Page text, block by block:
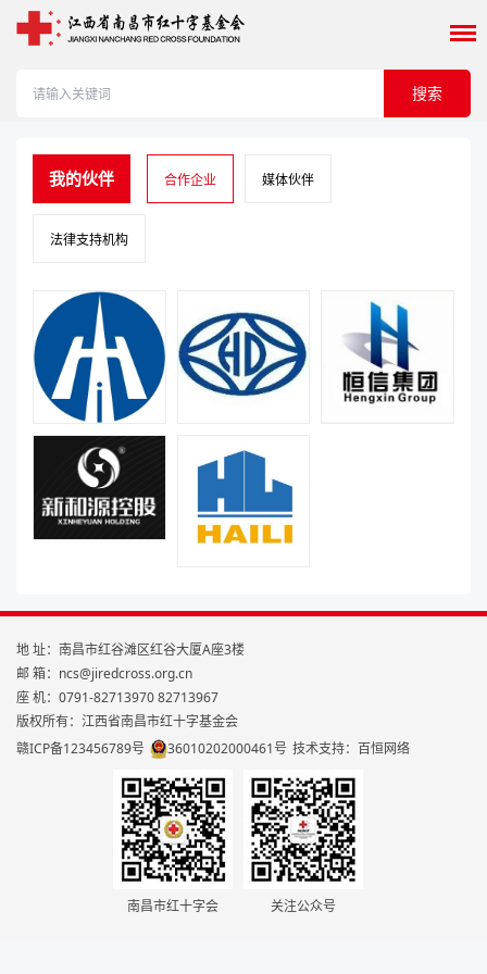
搜索
我的伙伴 合作企业 媒体伙伴
法律支持机构
地 址：南昌市红谷滩区红谷大厦A座3楼
邮 箱：ncs@jiredcross.org.cn
座 机：0791-82713970 82713967
版权所有：江西省南昌市红十字基金会
赣ICP备123456789号
36010202000461号 技术支持：百恒网络
南昌市红十字会 关注公众号